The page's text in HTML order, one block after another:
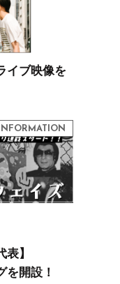
イブ映像を
表】
を開設！